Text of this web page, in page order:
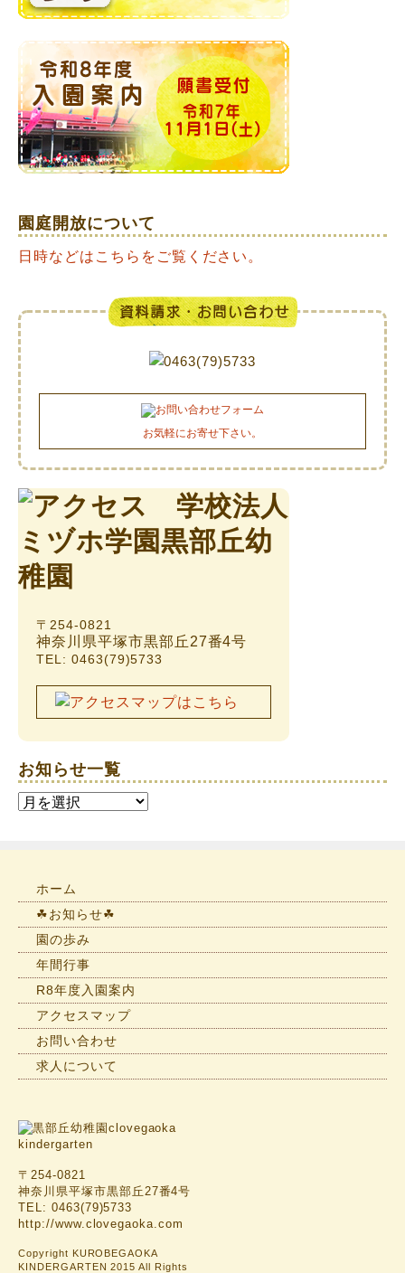
園庭開放について
日時などはこちらをご覧ください。
お気軽にお寄せ下さい。
〒254-0821
神奈川県平塚市黒部丘27番4号
TEL: 0463(79)5733
お知らせ一覧
お
ホーム
☘お知らせ☘
園の歩み
年間行事
R8年度入園案内
アクセスマップ
お問い合わせ
求人について
〒254-0821
神奈川県平塚市黒部丘27番4号
TEL: 0463(79)5733
http://www.clovegaoka.com
Copyright KUROBEGAOKA
KINDERGARTEN 2015 All Rights